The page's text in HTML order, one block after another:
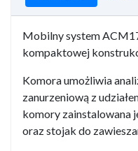
Mobilny system
kompaktowej
Komora umożliwia
zanurzeniową z
komory zainstalowana
oraz stojak do